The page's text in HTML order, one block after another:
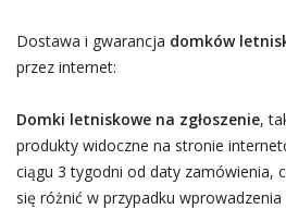
Dostawa i gwarancja domków
przez internet:
Domki letniskowe na zgłoszenie,
produkty widoczne na stronie
ciągu 3 tygodni od daty zamówienia,
się różnić w przypadku